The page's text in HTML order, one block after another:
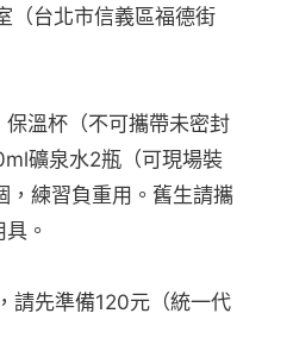
（台北市信義區福德街
溫杯（不可攜帶未密封
礦泉水2瓶（可現場裝
，練習負重用。舊生請攜
。
請先準備120元（統一代